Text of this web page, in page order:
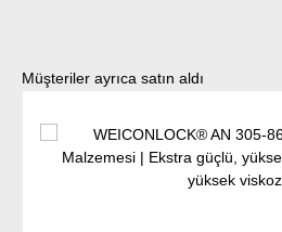
Ürün galerisini atla
Müşteriler ayrıca satın aldı